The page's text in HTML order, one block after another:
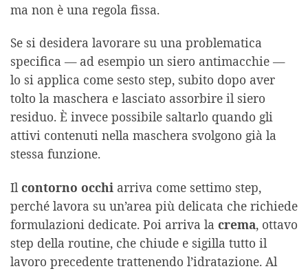
ma non è una regola fissa.
Se si desidera lavorare su una problematica
specifica — ad esempio un siero antimacchie —
lo si applica come sesto step, subito dopo aver
tolto la maschera e lasciato assorbire il siero
residuo. È invece possibile saltarlo quando gli
attivi contenuti nella maschera svolgono già la
stessa funzione.
Ilcontorno occhi arriva come settimo step,
perché lavora su un’area più delicata che richiede
formulazioni dedicate. Poi arriva la crema, ottavo
step della routine, che chiude e sigilla tutto il
lavoro precedente trattenendo l’idratazione. Al